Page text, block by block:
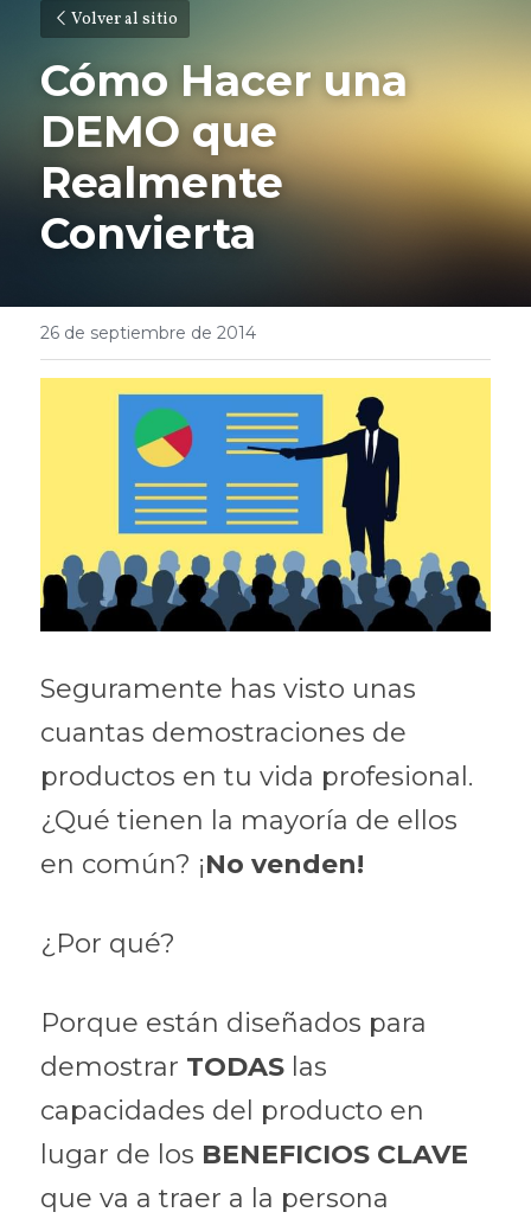
Volver al sitio
Cómo Hacer una
DEMO que
Realmente
Convierta
26 de septiembre de 2014
Seguramente has visto unas
cuantas demostraciones de
productos en tu vida profesional.
¿Qué tienen la mayoría de ellos
en común? ¡No venden!
¿Por qué?
Porque están diseñados para
demostrar TODAS las
capacidades del producto en
lugar de los BENEFICIOS CLAVE
que va a traer a la persona